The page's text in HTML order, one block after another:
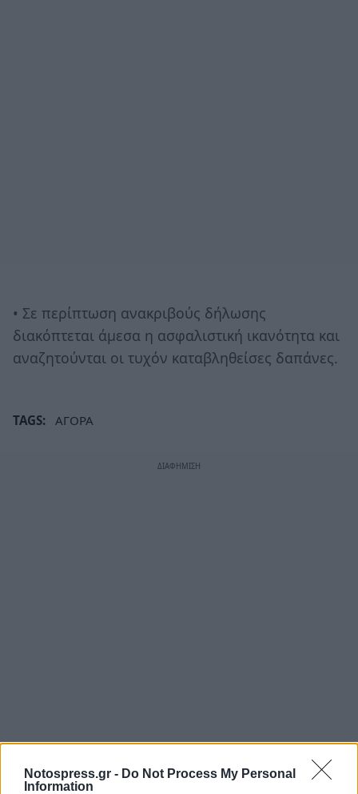
Notospress.gr - Do Not Process My Personal
Information
• Σε περίπτωση ανακριβούς δήλωσης
διακόπτεται άμεσα η ασφαλιστική ικανότητα και
αναζητούνται οι τυχόν καταβληθείσες δαπάνες.
TAGS: ΑΓΟΡΑ